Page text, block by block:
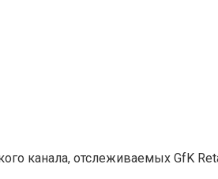
канала, отслеживаемых GfK